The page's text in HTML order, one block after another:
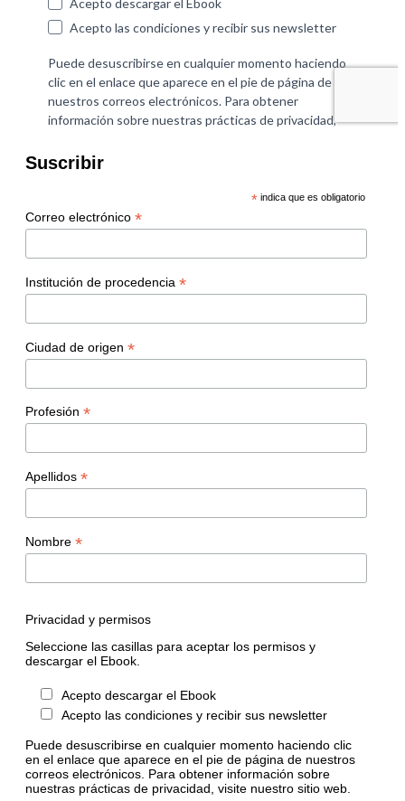
Suscribir
* indica que es obligatorio
Correo electrónico *
Institución de procedencia *
Ciudad de origen *
Profesión *
Apellidos *
Nombre *
Privacidad y permisos
Seleccione las casillas para aceptar los permisos y
descargar el Ebook.
Acepto descargar el Ebook
Acepto las condiciones y recibir sus newsletter
Puede desuscribirse en cualquier momento haciendo clic
en el enlace que aparece en el pie de página de nuestros
correos electrónicos. Para obtener información sobre
nuestras prácticas de privacidad, visite nuestro sitio web.